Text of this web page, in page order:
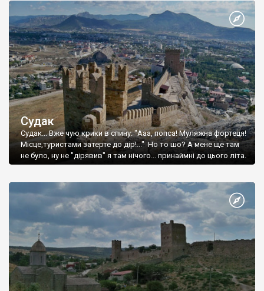
Судак
Судак... Вже чую крики в спину: "Ааа, попса! Муляжна фортеця!
Місце,туристами затерте до дір!..." Но то шо? А мене ще там
не було, ну не "дірявив" я там нічого... принаймні до цього літа.